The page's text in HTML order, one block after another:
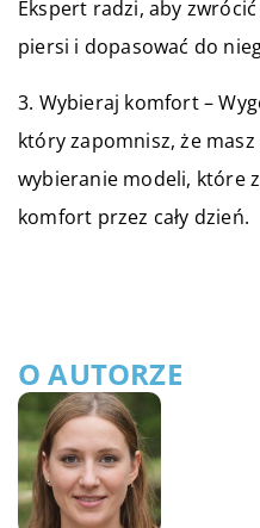
Ekspert radzi, aby
piersi i dopasować do
3. Wybieraj komfort –
który zapomnisz, że
wybieranie modeli, które
komfort przez cały dzień.
O AUTORZE